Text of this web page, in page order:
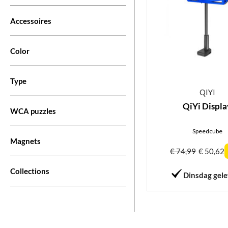
Accessoires
Color
Type
WCA puzzles
Magnets
Collections
QIYI
QiYi
Speedcube
€74,99 € 50,62
Dinsdag